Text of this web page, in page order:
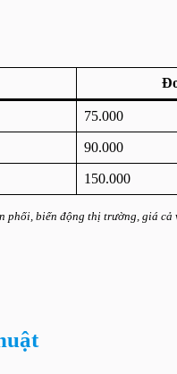
75.000
90.000
150.000
biến động thị trường, giá